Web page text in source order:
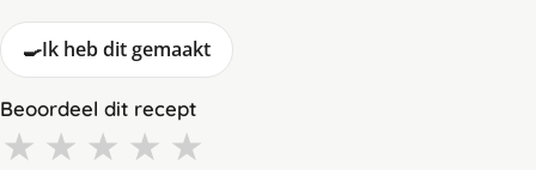
🍳Ik heb dit gemaakt
Beoordeel dit recept
★ ★ ★ ★ ★